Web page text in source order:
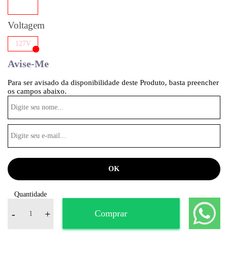
Voltagem
127V
Avise-Me
Para ser avisado da disponibilidade deste Produto, basta preencher
os campos abaixo.
Quantidade
- + Comprar